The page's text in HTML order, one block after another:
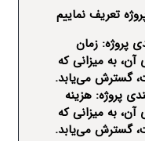
نماییم
زمان
میزانی که
می‌یابد.
هزینه
میزانی که
می‌یابد.